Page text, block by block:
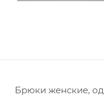
Брюки женские,